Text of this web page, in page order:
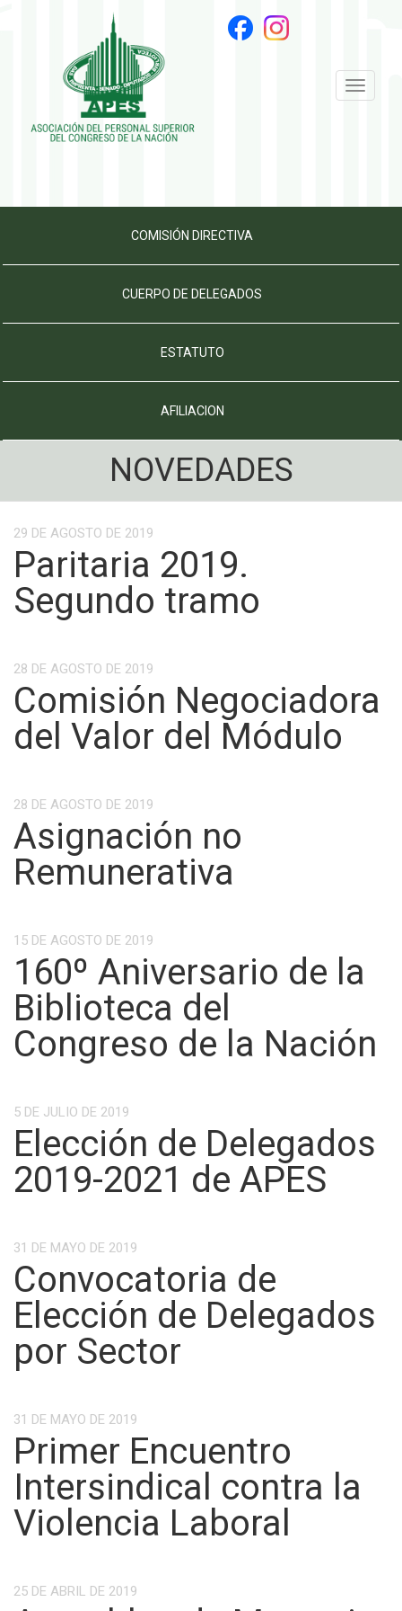
Toggle
COMISIÓN DIRECTIVA
CUERPO DE DELEGADOS
ESTATUTO
AFILIACION
NOVEDADES
29 DE AGOSTO DE 2019
Paritaria 2019.
Segundo tramo
28 DE AGOSTO DE 2019
Comisión Negociadora
del Valor del Módulo
28 DE AGOSTO DE 2019
Asignación no
Remunerativa
15 DE AGOSTO DE 2019
160º Aniversario de la
Biblioteca del
Congreso de la Nación
5 DE JULIO DE 2019
Elección de Delegados
2019-2021 de APES
31 DE MAYO DE 2019
Convocatoria de
Elección de Delegados
por Sector
31 DE MAYO DE 2019
Primer Encuentro
Intersindical contra la
Violencia Laboral
25 DE ABRIL DE 2019